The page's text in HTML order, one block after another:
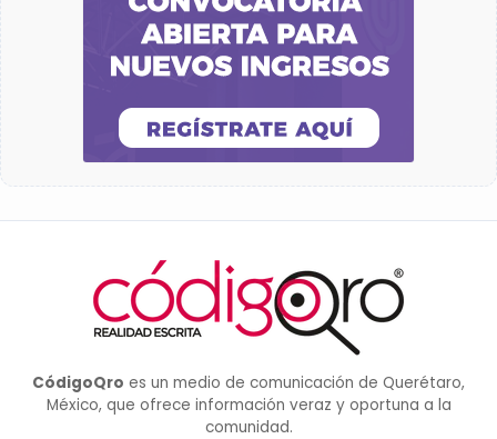
CódigoQro es un medio de comunicación de Querétaro,
México, que ofrece información veraz y oportuna a la
comunidad.